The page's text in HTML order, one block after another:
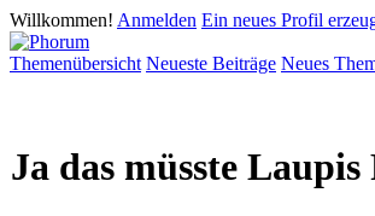
Willkommen! Anmelden Ein neues Profil
Themenübersicht Neueste Beiträge Neues
Ja das müsste